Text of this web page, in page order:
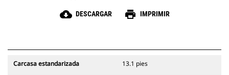
cloud_download DESCARGAR print IMPRIMIR
Carcasa estandarizada 13.1 pies